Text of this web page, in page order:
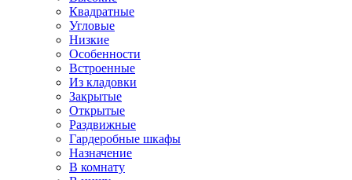
Квадратные
Угловые
Низкие
Особенности
Встроенные
Из кладовки
Закрытые
Открытые
Раздвижные
Гардеробные шкафы
Назначение
В комнату